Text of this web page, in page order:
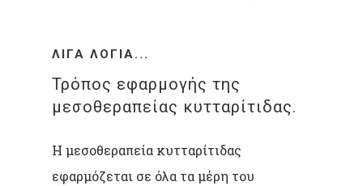
ΛΊΓΑ ΛΌΓΙΑ...
Τρόπος εφαρμογής της
μεσοθεραπείας κυτταρίτιδας.
Η μεσοθεραπεία κυτταρίτιδας
εφαρμόζεται σε όλα τα μέρη του